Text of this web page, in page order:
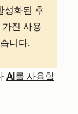
성화된 후
가진 사용
니다.
AI를 사용할